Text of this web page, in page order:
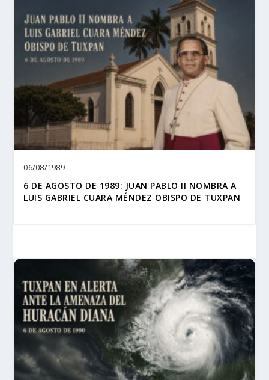
06/08/1989
6 DE AGOSTO DE 1989: JUAN PABLO II NOMBRA A
LUIS GABRIEL CUARA MÉNDEZ OBISPO DE TUXPAN